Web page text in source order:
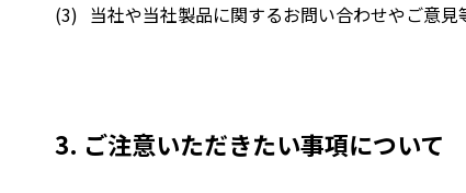
当社や当社製品に関するお問い合わせやご意
3. ご注意いただきたい事項について